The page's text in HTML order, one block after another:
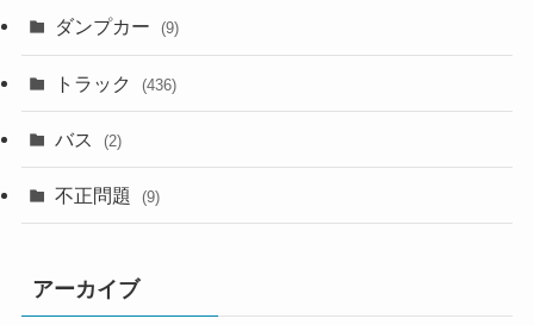
ダンプカー (9)
トラック (436)
バス (2)
不正問題 (9)
アーカイブ